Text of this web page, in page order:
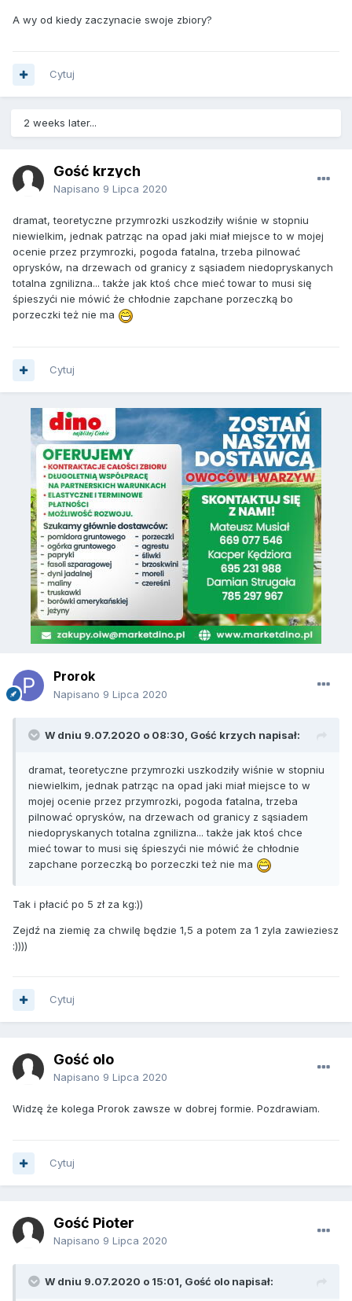
A wy od kiedy zaczynacie swoje zbiory?
Cytuj
2 weeks later...
Gość krzych
Napisano 9 Lipca 2020
dramat, teoretyczne przymrozki uszkodziły wiśnie w stopniu
niewielkim, jednak patrząc na opad jaki miał miejsce to w mojej
ocenie przez przymrozki, pogoda fatalna, trzeba pilnować
oprysków, na drzewach od granicy z sąsiadem niedopryskanych
totalna zgnilizna... także jak ktoś chce mieć towar to musi się
śpieszyći nie mówić że chłodnie zapchane porzeczką bo
porzeczki też nie ma
Cytuj
Prorok
Napisano 9 Lipca 2020
W dniu 9.07.2020 o 08:30, Gość krzych napisał:
dramat, teoretyczne przymrozki uszkodziły wiśnie w stopniu
niewielkim, jednak patrząc na opad jaki miał miejsce to w
mojej ocenie przez przymrozki, pogoda fatalna, trzeba
pilnować oprysków, na drzewach od granicy z sąsiadem
niedopryskanych totalna zgnilizna... także jak ktoś chce
mieć towar to musi się śpieszyći nie mówić że chłodnie
zapchane porzeczką bo porzeczki też nie ma
Tak i płacić po 5 zł za kg:))
Zejdź na ziemię za chwilę będzie 1,5 a potem za 1 zyla zawieziesz
:))))
Cytuj
Gość olo
Napisano 9 Lipca 2020
Widzę że kolega Prorok zawsze w dobrej formie. Pozdrawiam.
Cytuj
Gość Pioter
Napisano 9 Lipca 2020
W dniu 9.07.2020 o 15:01, Gość olo napisał: